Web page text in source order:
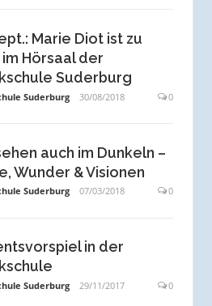
Marie Diot ist zu
im Hörsaal der
Suderburg
Suderburg 30/08/2018 0
auch im Dunkeln –
Wunder & Visionen
Suderburg 07/03/2018 0
in der
Suderburg 29/11/2017 0